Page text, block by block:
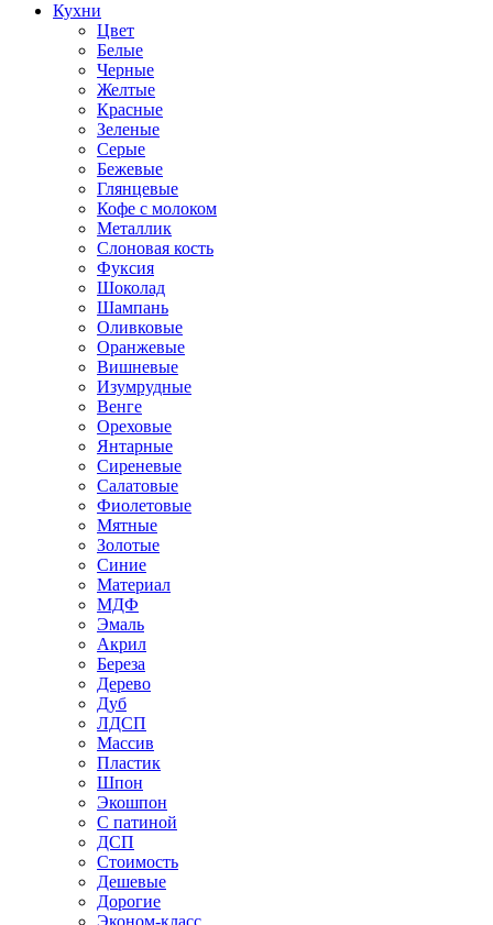
Кухни
Цвет
Белые
Черные
Желтые
Красные
Зеленые
Серые
Бежевые
Глянцевые
Кофе с молоком
Металлик
Слоновая кость
Фуксия
Шоколад
Шампань
Оливковые
Оранжевые
Вишневые
Изумрудные
Венге
Ореховые
Янтарные
Сиреневые
Салатовые
Фиолетовые
Мятные
Золотые
Синие
Материал
МДФ
Эмаль
Акрил
Береза
Дерево
Дуб
ЛДСП
Массив
Пластик
Шпон
Экошпон
С патиной
ДСП
Стоимость
Дешевые
Дорогие
Эконом-класс